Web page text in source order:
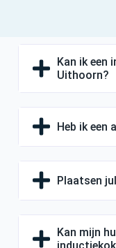
Kan ik een
Uithoorn?
Heb ik een
Plaatsen
Kan mijn